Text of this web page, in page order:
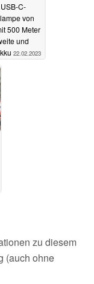
C-
von
500 Meter
und
22.02.2023
zu diesem
(auch ohne